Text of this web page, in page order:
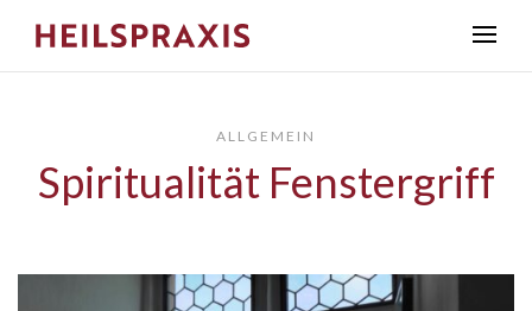
ALLGEMEIN
Spiritualität Fenstergriff